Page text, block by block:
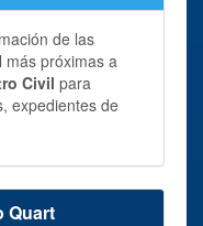
de las
más próximas a
Civil para
expedientes de
Quart